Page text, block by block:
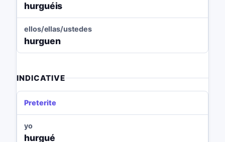
hurguéis
ellos/ellas/ustedes
hurguen
INDICATIVE
Preterite
yo
hurgué